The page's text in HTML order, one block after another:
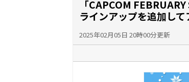
「CAPCOM
ラインアップを追加して
2025年02月05日 20時00分更新